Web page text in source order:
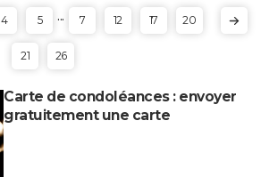
4 5 ... 7 12 17 20
21 26
Carte de condoléances : envoyer
gratuitement une carte